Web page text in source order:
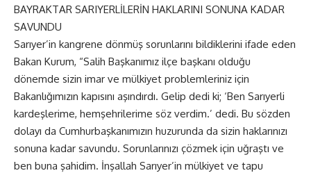
BAYRAKTAR SARIYERLİLERİN HAKLARINI SONUNA KADAR
SAVUNDU
Sarıyer’in kangrene dönmüş sorunlarını bildiklerini ifade eden
Bakan Kurum, “Salih Başkanımız ilçe başkanı olduğu
dönemde sizin imar ve mülkiyet problemleriniz için
Bakanlığımızın kapısını aşındırdı. Gelip dedi ki; ‘Ben Sarıyerli
kardeşlerime, hemşehrilerime söz verdim.’ dedi. Bu sözden
dolayı da Cumhurbaşkanımızın huzurunda da sizin haklarınızı
sonuna kadar savundu. Sorunlarınızı çözmek için uğraştı ve
ben buna şahidim. İnşallah Sarıyer’in mülkiyet ve tapu